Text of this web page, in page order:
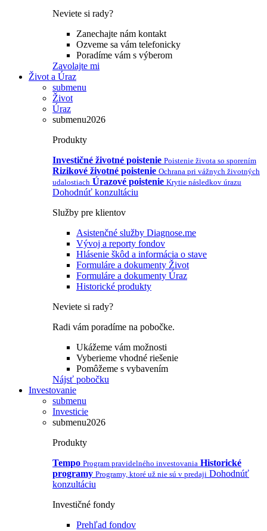
Neviete si rady?
Zanechajte nám kontakt
Ozveme sa vám telefonicky
Poradíme vám s výberom
Zavolajte mi
Život a Úraz
submenu
Život
Úraz
submenu2026
Produkty
Investičné životné poistenie Poistenie života so sporením
Rizikové životné poistenie Ochrana pri vážnych životných
udalostiach Úrazové poistenie Krytie následkov úrazu
Dohodnúť konzultáciu
Služby pre klientov
Asistenčné služby Diagnose.me
Vývoj a reporty fondov
Hlásenie škôd a informácia o stave
Formuláre a dokumenty Život
Formuláre a dokumenty Úraz
Historické produkty
Neviete si rady?
Radi vám poradíme na pobočke.
Ukážeme vám možnosti
Vyberieme vhodné riešenie
Pomôžeme s vybavením
Nájsť pobočku
Investovanie
submenu
Investicie
submenu2026
Produkty
Tempo Program pravidelného investovania Historické
programy Programy, ktoré už nie sú v predaji Dohodnúť
konzultáciu
Investičné fondy
Prehľad fondov